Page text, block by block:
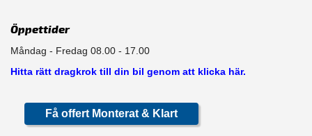
Öppettider
Måndag - Fredag 08.00 - 17.00
Hitta rätt dragkrok till din bil genom att klicka här.
Få offert Monterat & Klart